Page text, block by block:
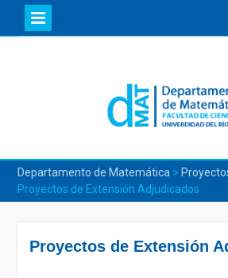
Departamento de Matemática >
Proyectos de Extensión Adjudicados
Proyectos de Extensión